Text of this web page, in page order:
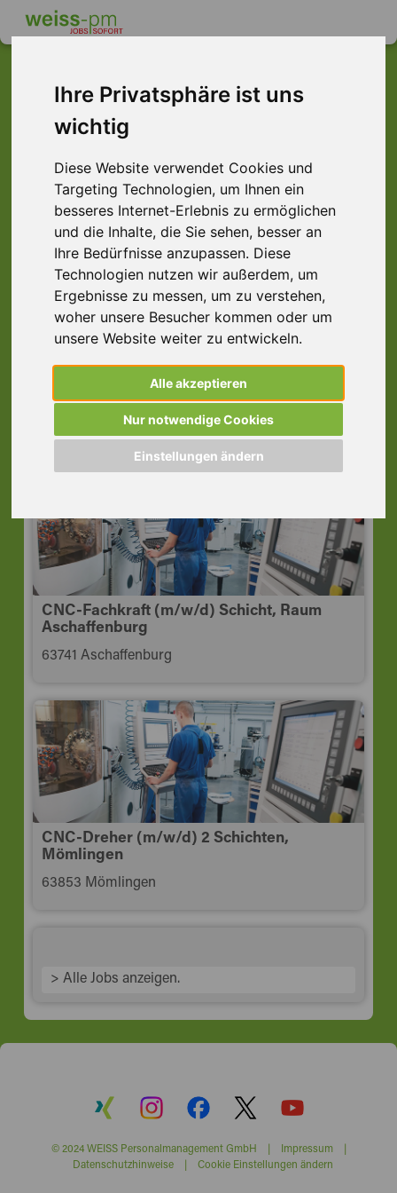
Ihre Privatsphäre ist uns
wichtig
Diese Website verwendet Cookies und
Targeting Technologien, um Ihnen ein
besseres Internet-Erlebnis zu ermöglichen
und die Inhalte, die Sie sehen, besser an
Ihre Bedürfnisse anzupassen. Diese
Technologien nutzen wir außerdem, um
Ergebnisse zu messen, um zu verstehen,
woher unsere Besucher kommen oder um
unsere Website weiter zu entwickeln.
Alle akzeptieren
Nur notwendige Cookies
Einstellungen ändern
Dieser Job ist leider
nicht mehr verfügbar ...
... aber vielleicht ist hier etwas dabei:
CNC-Fräser (m/w/d) CNC-Dreher,
Hösbach
63768 Hösbach
CNC-Fachkraft (m/w/d) Schicht, Raum
Aschaffenburg
63741 Aschaffenburg
CNC-Dreher (m/w/d) 2 Schichten,
Mömlingen
63853 Mömlingen
> Alle Jobs anzeigen.
© 2024 WEISS Personalmanagement GmbH | Impressum|
Datenschutzhinweise| Cookie Einstellungen ändern